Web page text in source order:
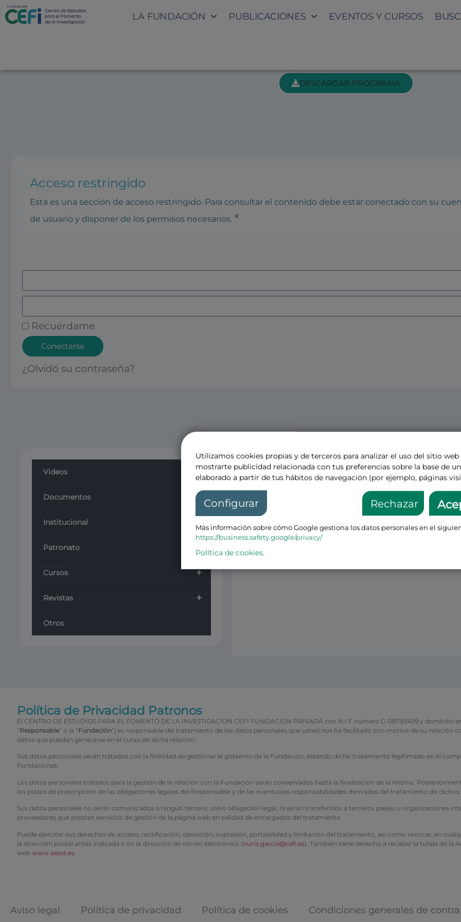
LA FUNDACIÓN PUBLICACIONES EVENTOS Y CURSOS
DESCARGAR PROGRAMA
Acceso restringido
Esta es una sección de acceso restringido. Para consultar el contenido debe estar conectado con su
de usuario y disponer de los permisos necesarios. ×
Recuérdame
Conectarse
¿Olvidó su contraseña?
Videos
+
Documentos
Institucional
+
Patronato
+
Cursos
+
Revistas
Otros
Política de Privacidad Patronos
El CENTRO DE ESTUDIOS PARA EL FOMENTO DE LA INVESTIGACION CEFI FUNDACION PRIVADA con N.I.F número G-08793499 y domicilio
“Responsable” o la “Fundación”) es responsable del tratamiento de los datos personales que usted nos ha facilitado con motivo de su
datos que puedan generarse en el curso de dicha relación.
Sus datos personales serán tratados con la finalidad de gestionar el gobierno de la Fundación, estando dicho tratamiento legitimado en el
Fundaciones.
Los datos personales tratados para la gestión de la relación con la Fundación serán conservados hasta la finalización de la misma.
los plazos de prescripción de las obligaciones legales del Responsable y de las eventuales responsabilidades derivadas del tratamiento de
Sus datos personales no serán comunicados a ningún tercero, salvo obligación legal, ni serán transferidos a terceros países u organizaciones
proveedores que prestan servicios de gestión de la página web en calidad de encargados del tratamiento
Puede ejercitar sus derechos de acceso, rectificación, oposición, supresión, portabilidad y limitación del tratamiento, así como revocar, en
la dirección postal antes indicada o en la dirección de correo electrónico (nuria.garcia@cefi.es). También tiene derecho a recabar la tutela de la
web www.aepd.es
Aviso legal Política de privacidad Política de cookies Condiciones generales de
Utilizamos cookies propias y de terceros para analizar el uso del sitio web
mostrarte publicidad relacionada con tus preferencias sobre la base de
elaborado a partir de tus hábitos de navegación (por ejemplo, páginas
Configurar Rechazar
Más información sobre cómo Google gestiona los datos personales en el
https://business.safety.google/privacy/
Política de cookies.